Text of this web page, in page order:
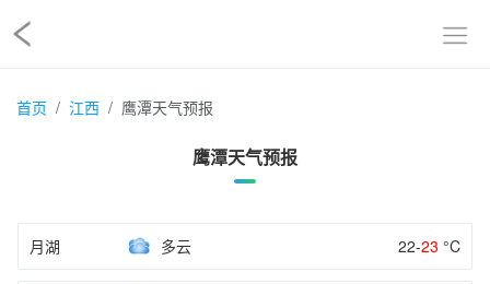
首页 江西 鹰潭天气预报
鹰潭天气预报
月湖 多云 22-23 °C